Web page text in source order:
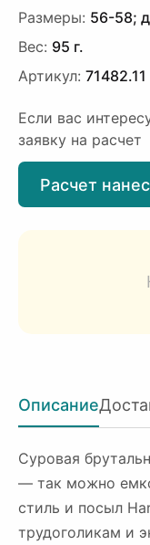
Размеры: 56-58;
Вес: 95 г.
Артикул: 71482.11
Если вас
заявку на расчет
Расчет
Описание
Суровая
— так можно
стиль и посыл
трудоголикам и